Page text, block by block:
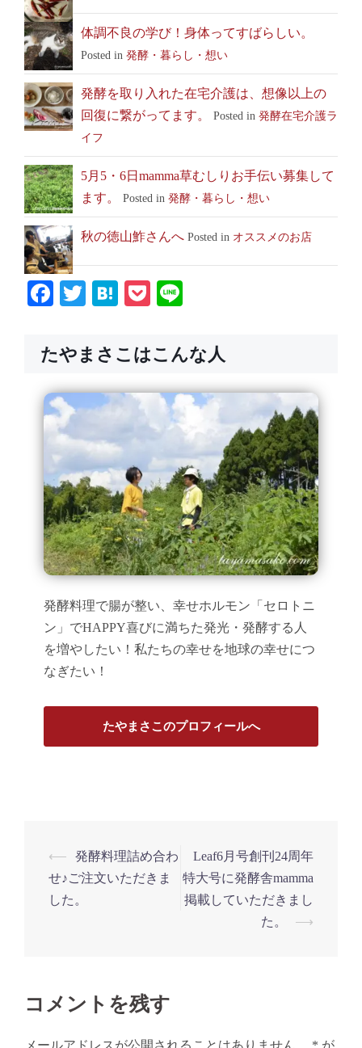
体調不良の学び！身体ってすばらしい。
Posted in 発酵・暮らし・想い
発酵を取り入れた在宅介護は、想像以上の
回復に繋がってます。
Posted in 発酵在宅介護ラ
イフ
5月5・6日mamma草むしりお手伝い募集して
ます。
Posted in 発酵・暮らし・想い
秋の徳山鮓さんへ Posted in オススメのお店
Facebook
Twitter
HatenaPocket
たやまさこはこんな人
発酵料理で腸が整い、幸せホルモン「セロトニ
ン」でHAPPY喜びに満ちた発光・発酵する人
を増やしたい！私たちの幸せを地球の幸せにつ
なぎたい！
たやまさこのプロフィールへ
投
稿
ナ
シ
⟵
発酵料理詰め合わ
せ♪ご注文いただきま
した。
Leaf6月号創刊24周年
特大号に発酵舎mamma
掲載していただきまし
た。
⟶
コメントを残す
メールアドレスが公開されることはありません。 * が